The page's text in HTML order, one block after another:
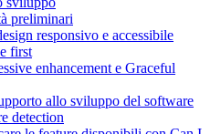
preliminari
responsivo e accessibile
first
enhancement e Graceful
allo sviluppo del software
detection